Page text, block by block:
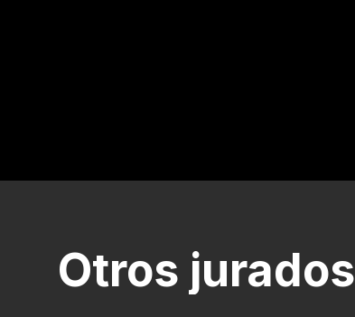
Otros jurados